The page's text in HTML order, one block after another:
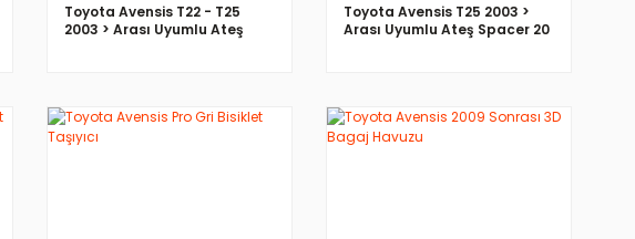
Toyota Avensis T22 - T25
2003 > Arası Uyumlu Ateş
Toyota Avensis T25 2003 >
Arası Uyumlu Ateş Spacer 20